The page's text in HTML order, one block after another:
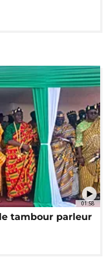
01:58
tambour parleur